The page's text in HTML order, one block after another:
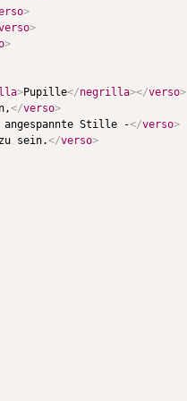
>
>
>
>Pupille</negrilla></verso>
</verso>
Stille -</verso>
sein.</verso>